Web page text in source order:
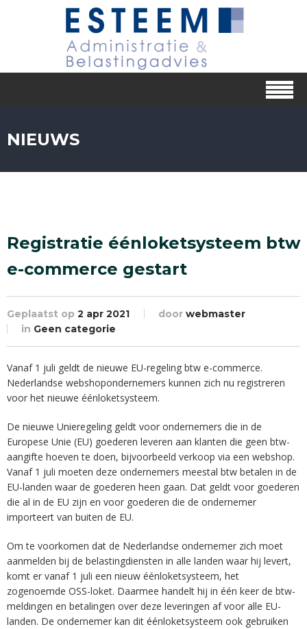
NIEUWS
Registratie éénloketsysteem btw
e-commerce gestart
Geplaatst op 2 apr 2021 door webmaster
in Geen categorie
Vanaf 1 juli geldt de nieuwe EU-regeling btw e-commerce.
Nederlandse webshopondernemers kunnen zich nu registreren
voor het nieuwe éénloketsysteem.
De nieuwe Unieregeling geldt voor ondernemers die in de
Europese Unie (EU) goederen leveren aan klanten die geen btw-
aangifte hoeven te doen, bijvoorbeeld verkoop via een webshop.
Vanaf 1 juli moeten deze ondernemers meestal btw betalen in de
EU-landen waar de goederen heen gaan. Dat geldt voor goederen
die al in de EU zijn en voor goederen die de ondernemer
importeert van buiten de EU.
Om te voorkomen dat de Nederlandse ondernemer zich moet
aanmelden bij de belastingdiensten in alle landen waar hij levert,
komt er vanaf 1 juli een nieuw éénloketsysteem, het
zogenoemde OSS-loket. Daarmee handelt hij in één keer de btw-
meldingen en betalingen over deze leveringen af voor alle EU-
landen. De ondernemer kan dit éénloketsysteem ook gebruiken